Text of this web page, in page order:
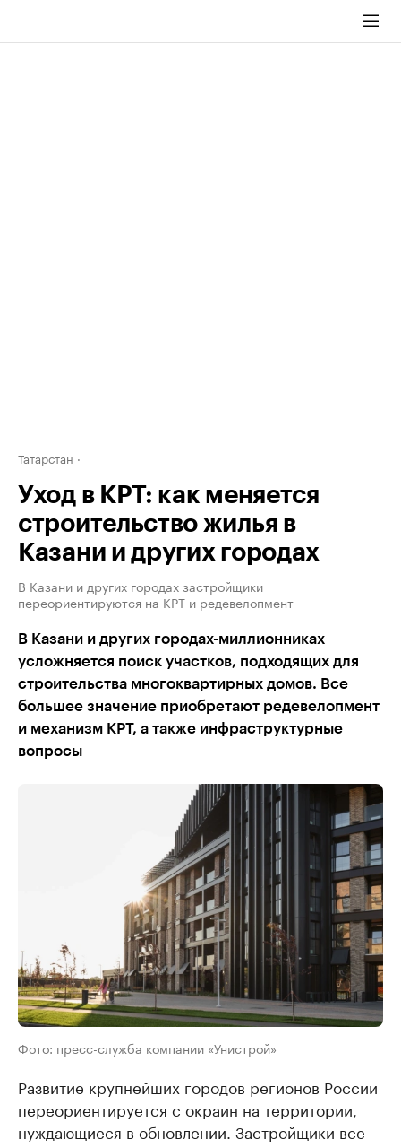
Татарстан
Уход в КРТ: как меняется
строительство жилья в
Казани и других городах
В Казани и других городах застройщики
переориентируются на КРТ и редевелопмент
В Казани и других городах-миллионниках
усложняется поиск участков, подходящих для
строительства многоквартирных домов. Все
большее значение приобретают редевелопмент
и механизм КРТ, а также инфраструктурные
вопросы
Фото: пресс-служба компании «Унистрой»
Развитие крупнейших городов регионов России
переориентируется с окраин на территории,
нуждающиеся в обновлении. Застройщики все